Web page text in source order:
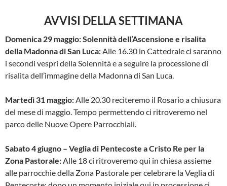
AVVISI DELLA SETTIMANA
Domenica 29 maggio: Solennità dell’Ascensione e risalita
della Madonna di San Luca:Alle 16.30 in Cattedrale ci saranno
i secondi vespri della Solennità e a seguire la processione di
risalita dell’immagine della Madonna di San Luca.
Martedì 31 maggio:Alle 20.30 reciteremo il Rosario a chiusura
del mese di maggio. Tempo permettendo ci ritroveremo nel
parco delle Nuove Opere Parrocchiali.
Sabato 4 giugno – Veglia di Pentecoste a Cristo Re per la
Zona Pastorale:Alle 18 ci ritroveremo qui in chiesa assieme
alle parrocchie della Zona Pastorale per celebrare la Veglia di